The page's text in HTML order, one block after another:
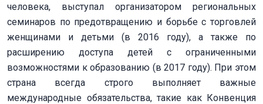
человека, выступал организатором региональных
семинаров по предотвращению и борьбе с торговлей
женщинами и детьми (в 2016 году), а также по
расширению доступа детей с ограниченными
возможностями к образованию (в 2017 году). При этом
страна всегда строго выполняет важные
международные обязательства, такие как Конвенция